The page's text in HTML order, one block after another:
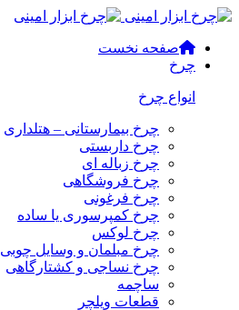
صفحه نخست
چرخ
انواع چرخ
چرخ بیمارستانی – هتلداری
چرخ داربستی
چرخ زباله ای
چرخ فروشگاهی
چرخ فرغونی
چرخ کمپرسوری یا ساده
چرخ لوکس
چرخ مبلمان و وسایل چوبی
چرخ نساجی و کشتارگاهی
ساچمه
قطعات ویلچر